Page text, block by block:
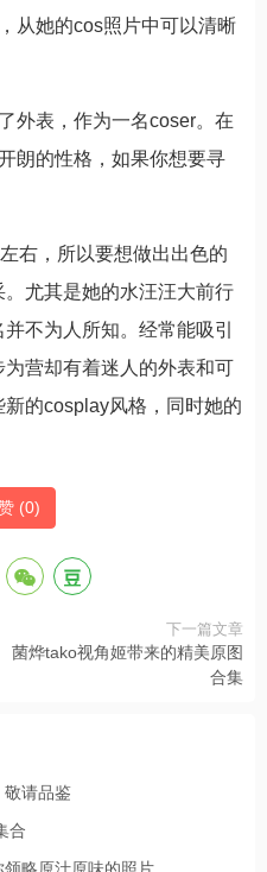
从她的cos照片中可以清晰
外表，作为一名coser。在
朗的性格，如果你想要寻
右，所以要想做出出色的
尤其是她的水汪汪大前行
不为人所知。经常能吸引
营却有着迷人的外表和可
的cosplay风格，同时她的
(0)
下一篇文章
菌烨tako视角姬带来的精美原图
合集
敬请品鉴
合